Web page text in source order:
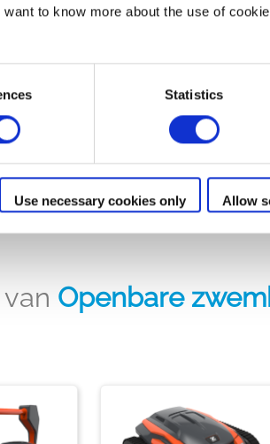
to know more about the use of
Statistics
Use necessary cookies only Allow
Hoogwaardige
Eenvoudig te
Openbare